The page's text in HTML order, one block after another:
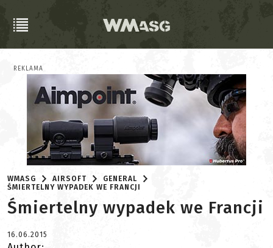
REKLAMA
WMASG AIRSOFT
GENERAL
ŚMIERTELNY WYPADEK WE FRANCJI
Śmiertelny wypadek we Francji
16.06.2015